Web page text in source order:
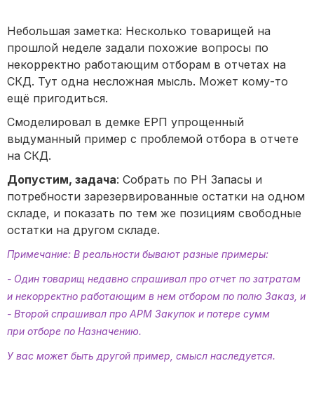
Небольшая заметка: Несколько товарищей на
прошлой неделе задали похожие вопросы по
некорректно работающим отборам в отчетах на
СКД. Тут одна несложная мысль. Может кому-то
ещё пригодиться.
Смоделировал в демке ЕРП упрощенный
выдуманный пример с проблемой отбора в отчете
на СКД.
Допустим, задача: Собрать по РН Запасы и
потребности зарезервированные остатки на одном
складе, и показать по тем же позициям свободные
остатки на другом складе.
Примечание: В реальности бывают разные примеры:
- Один товарищ недавно спрашивал про отчет по затратам
и некорректно работающим в нем отбором по полю Заказ, и
- Второй спрашивал про АРМ Закупок и потере сумм
при отборе по Назначению.
У вас может быть другой пример, смысл наследуется.